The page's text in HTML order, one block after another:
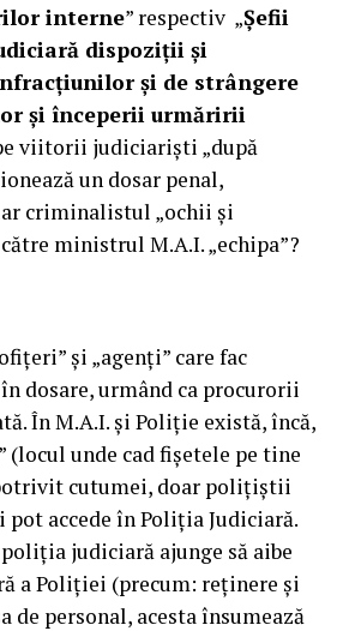
interne” respectiv „Şefii
dispoziţii şi
şi de strângere
şi începerii urmăririi
viitorii judiciariști „după
un dosar penal,
criminalistul „ochii și
ministrul M.A.I. „echipa”?
și „agenți” care fac
dosare, urmând ca procurorii
În M.A.I. și Poliție există, încă,
(locul unde cad fișetele pe tine
cutumei, doar polițiștii
accede în Poliția Judiciară.
judiciară ajunge să aibe
a Poliției (precum: reținere și
personal, acesta însumează